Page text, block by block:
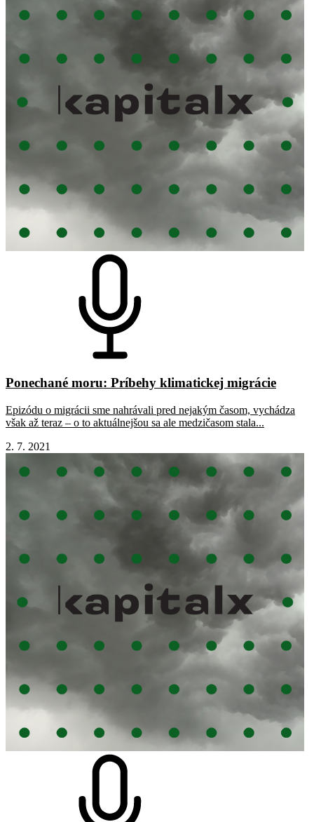
Ponechané moru: Príbehy klimatickej migrácie
Epizódu o migrácii sme nahrávali pred nejakým časom, vychádza
však až teraz – o to aktuálnejšou sa ale medzičasom stala...
2. 7. 2021